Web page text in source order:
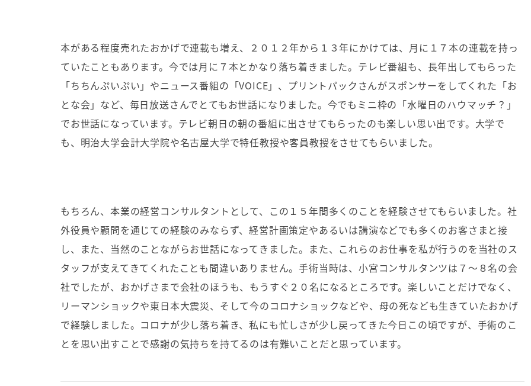
本がある程度売れたおかげで連載も増え、２０１２年から１３年にかけては、月に１７本の連載を持っ
ていたこともあります。今では月に７本とかなり落ち着きました。テレビ番組も、長年出してもらった
「ちちんぷいぷい」やニュース番組の「VOICE」、プリントパックさんがスポンサーをしてくれた「お
とな会」など、毎日放送さんでとてもお世話になりました。今でもミニ枠の「水曜日のハウマッチ？」
でお世話になっています。テレビ朝日の朝の番組に出させてもらったのも楽しい思い出です。大学で
も、明治大学会計大学院や名古屋大学で特任教授や客員教授をさせてもらいました。
もちろん、本業の経営コンサルタントとして、この１５年間多くのことを経験させてもらいました。社
外役員や顧問を通じての経験のみならず、経営計画策定やあるいは講演などでも多くのお客さまと接
し、また、当然のことながらお世話になってきました。また、これらのお仕事を私が行うのを当社のス
タッフが支えてきてくれたことも間違いありません。手術当時は、小宮コンサルタンツは７～８名の会
社でしたが、おかげさまで会社のほうも、もうすぐ２０名になるところです。楽しいことだけでなく、
リーマンショックや東日本大震災、そして今のコロナショックなどや、母の死なども生きていたおかげ
で経験しました。コロナが少し落ち着き、私にも忙しさが少し戻ってきた今日この頃ですが、手術のこ
とを思い出すことで感謝の気持ちを持てるのは有難いことだと思っています。